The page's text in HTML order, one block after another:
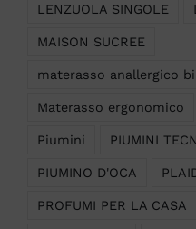
LENZUOLA SINGOLE
MAISON SUCREE
materasso anallergico
Materasso ergonomico
Piumini PIUMINI
PIUMINO D'OCA
PROFUMI PER LA CASA